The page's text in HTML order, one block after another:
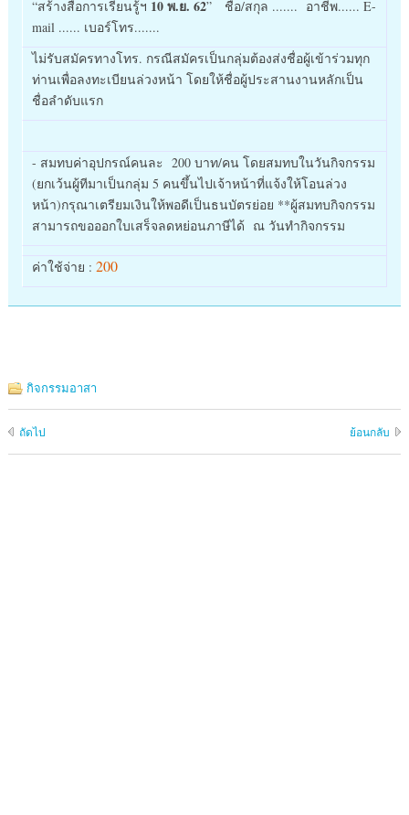
“สร้างสื่อการเรียนรู้ฯ 10 พ.ย. 62” ชื่อ/สกุล ....... อาชีพ...... E-
mail ...... เบอร์โทร.......
ไม่รับสมัครทางโทร. กรณีสมัครเป็นกลุ่มต้องส่งชื่อผู้เข้าร่วมทุก
ท่านเพื่อลงทะเบียนล่วงหน้า โดยให้ชื่อผู้ประสานงานหลักเป็น
ชื่อลำดับแรก
- สมทบค่าอุปกรณ์คนละ 200 บาท/คน โดยสมทบในวันกิจกรรม
(ยกเว้นผู้ทีมาเป็นกลุ่ม 5 คนขึ้นไปเจ้าหน้าที่แจ้งให้โอนล่วง
หน้า)กรุณาเตรียมเงินให้พอดีเป็นธนบัตรย่อย **ผู้สมทบกิจกรรม
สามารถขอออกใบเสร็จลดหย่อนภาษีได้ ณ วันทำกิจกรรม
ค่าใช้จ่าย : 200
กิจกรรมอาสา
ถัดไป ย้อนกลับ